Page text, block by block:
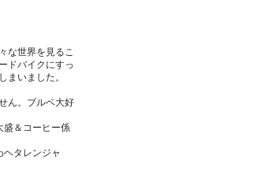
な世界を見るこ
ドバイクにすっ
まいました。
ん。ブルベ大好
盛＆コーヒー係
ヘタレンジャ